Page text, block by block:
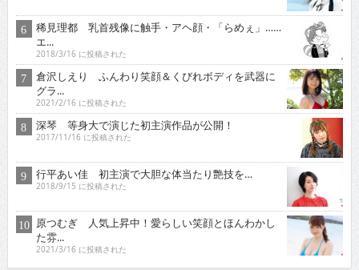
稀見理都 乳首残像に触手・アヘ顔・「らめぇ」……
エ...
2018/3/16 に投稿された
倉沢しえり ふんわり笑顔＆くびれボディを武器に
グラ...
2021/2/16 に投稿された
深琴 等身大で演じた初主演作品が公開！
2017/11/16 に投稿された
行平あい佳 初主演で大胆な体当たり艶技を…
2018/9/15 に投稿された
原つむぎ 人気上昇中！愛らしい笑顔とほんわかし
た雰...
2021/3/16 に投稿された